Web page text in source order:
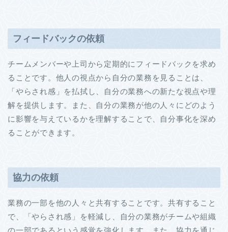
フィードバックの依頼
チームメンバーや上司から定期的にフィードバックを求め
ることです。他人の視点から自分の業務を見ることは、
「やらされ感」を払拭し、自分の業務への新たな視点や理
解を提供します。また、自分の業務が他の人々にどのよう
に影響を与えているかを理解することで、自分事化を深め
ることができます。
協力の依頼
業務の一部を他の人々と共有することです。共有すること
で、「やらされ感」を軽減し、自分の業務がチームや組織
の一部であるという感覚を強化します。また、協力を通じ